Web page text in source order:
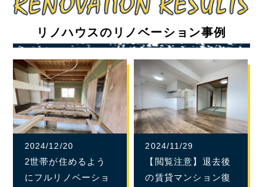
リノハウスのリノベーション事例
2024/12/20
2世帯が住めるよう
にフルリノベーショ
2024/11/29
【閲覧注意】退去後
の賃貸マンション復